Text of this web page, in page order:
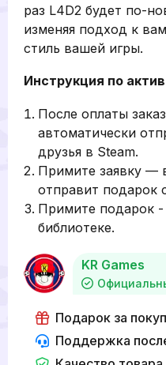
раз L4D2 будет по-
изменяя подход к
стиль вашей игры.
Инструкция по
После оплаты
автоматически
друзья в Steam.
Примите заявку —
отправит подарок
Примите подарок -
библиотеке.
KR Games
Подарок за
Поддержка